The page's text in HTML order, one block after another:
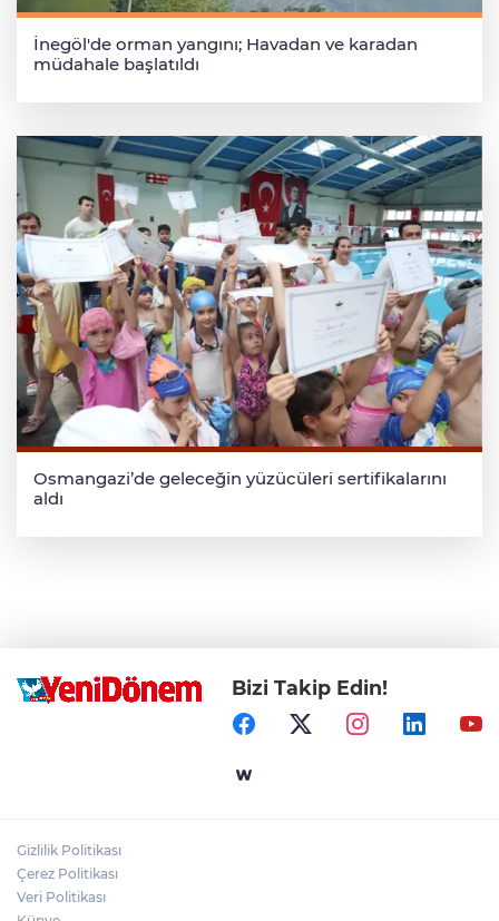
İnegöl'de orman yangını; Havadan ve karadan
müdahale başlatıldı
Osmangazi’de geleceğin yüzücüleri sertifikalarını
aldı
Bizi Takip Edin!
Gizlilik Politikası
Çerez Politikası
Veri Politikası